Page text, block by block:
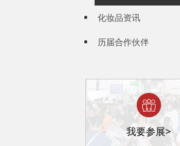
化妆品资讯
历届合作伙伴
我要参展>
成下一个“黑马”？这些硬科技值得